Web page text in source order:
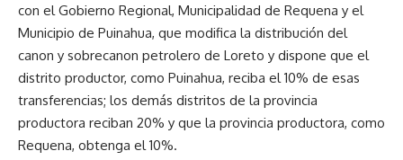
con el Gobierno Regional, Municipalidad de Requena y el
Municipio de Puinahua, que modifica la distribución del
canon y sobrecanon petrolero de Loreto y dispone que el
distrito productor, como Puinahua, reciba el 10% de esas
transferencias; los demás distritos de la provincia
productora reciban 20% y que la provincia productora, como
Requena, obtenga el 10%.